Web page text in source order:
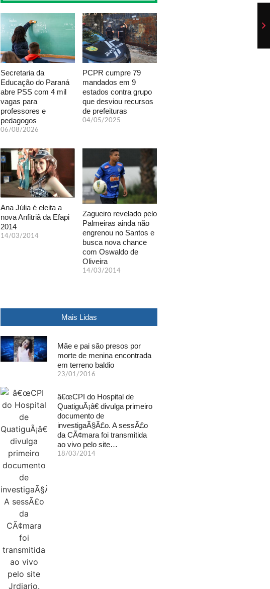
Secretaria da
Educação do Paraná
abre PSS com 4 mil
vagas para
professores e
pedagogos
06/08/2026
PCPR cumpre 79
mandados em 9
estados contra grupo
que desviou recursos
de prefeituras
04/05/2025
Ana Júlia é eleita a
nova Anfitriã da Efapi
2014
14/03/2014
Zagueiro revelado pelo
Palmeiras ainda não
engrenou no Santos e
busca nova chance
com Oswaldo de
Oliveira
14/03/2014
Mais Lidas
Mãe e pai são presos por
morte de menina encontrada
em terreno baldio
23/01/2016
â€œCPI do Hospital de
QuatiguÃ¡â€ divulga primeiro
documento de
investigaÃ§Ã£o. A sessÃ£o
da CÃ¢mara foi transmitida
ao vivo pelo site…
18/03/2014